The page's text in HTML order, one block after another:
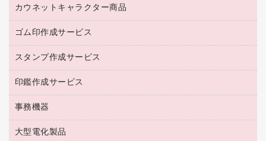
倉庫収納用品
作業用雑貨
梱包用品
梱包用テープ
工場用品
園芸用品
レギュラーコーヒー
ミルク・シュガー
ソフトドリンク
コーヒーメーカー・備品
インスタントコーヒー
お茶備品
浴室用品
台所用洗剤
掃除用品
掃除用洗剤
洗濯用品
消臭・芳香剤
殺虫剤
カウネットキャラクター商品
カウネットキャラクター商品
ゴム印作成サービス
ゴム印作成サービス
ゴム印（一行印）作成サービス
ゴム印（フリーサイズ印）作成サービス
スタンプ作成サービス
シヤチハタスタンプ作成サービス
カウネットスタンプ作成サービス
印鑑作成サービス
印鑑作成サービス
事務機器
大型シュレッダー（共配）
大型電化製品